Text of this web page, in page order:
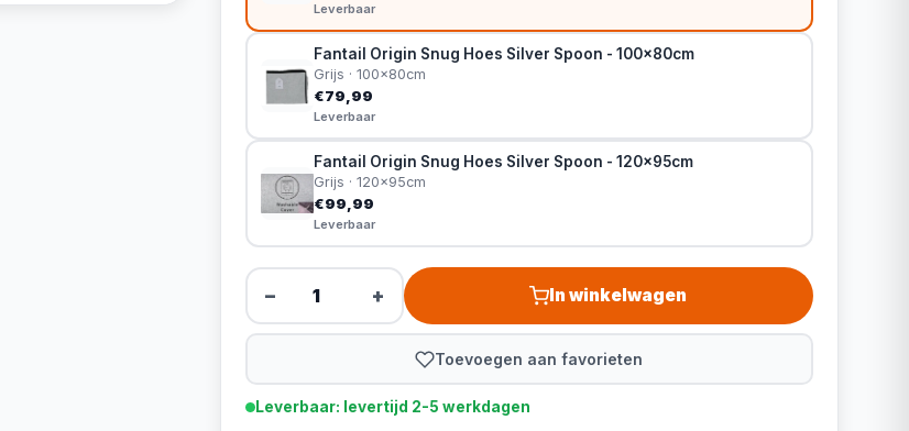
Leverbaar
Fantail Origin Snug Hoes Silver Spoon - 100x80cm
Grijs · 100x80cm
€79,99
Leverbaar
Fantail Origin Snug Hoes Silver Spoon - 120x95cm
Grijs · 120x95cm
€99,99
Leverbaar
− + In winkelwagen
Toevoegen aan favorieten
Leverbaar: levertijd 2-5 werkdagen